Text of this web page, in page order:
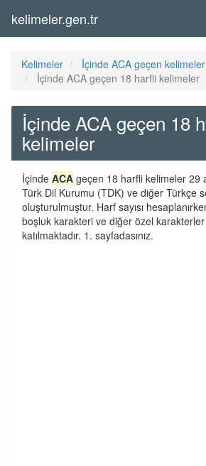
kelimeler.gen.tr
Kelimeler
İçinde ACA geçen kelimeler
İçinde ACA geçen 18 harfli kelimeler
İçinde ACA geçen 18
kelimeler
İçinde ACA geçen 18 harfli kelimeler 29
Türk Dil Kurumu (TDK) ve diğer Türkçe
oluşturulmuştur. Harf sayısı
boşluk karakteri ve diğer özel
katılmaktadır. 1. sayfadasınız.